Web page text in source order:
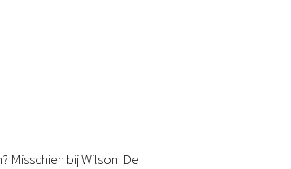
Misschien bij Wilson. De